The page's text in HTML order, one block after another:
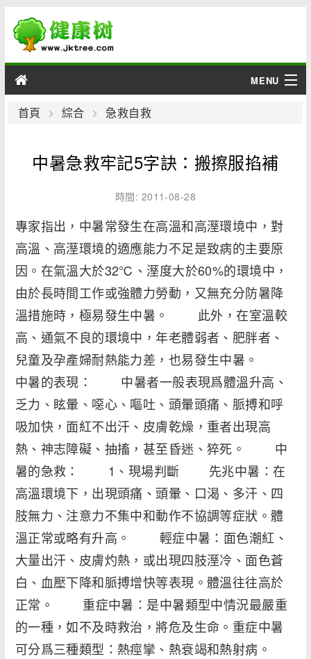
MENU
男性
綜合
疾病
首頁 綜合 急救自救
中暑急救牢記5字訣：搬擦服掐補
時間: 2011-08-28
專家指出，中暑常發生在高溫和高溼環境中，對
高溫、高溼環境的適應能力不足是致病的主要原
因。在氣溫大於32℃、溼度大於60%的環境中，
由於長時間工作或強體力勞動，又無充分防暑降
溫措施時，極易發生中暑。 此外，在室溫較
高、通氣不良的環境中，年老體弱者、肥胖者、
兒童及孕產婦耐熱能力差，也易發生中暑。
中暑的表現： 中暑者一般表現爲體溫升高、
乏力、眩暈、噁心、嘔吐、頭暈頭痛、脈搏和呼
吸加快，面紅不出汗、皮膚乾燥，重者出現高
熱、神志障礙、抽搐，甚至昏迷、猝死。 中
暑的急救： 1、現場判斷 先兆中暑：在
高溫環境下，出現頭痛、頭暈、口渴、多汗、四
肢無力、注意力不集中和動作不協調等症狀。體
溫正常或略有升高。 輕症中暑：面色潮紅、
大量出汗、皮膚灼熱，或出現四肢溼冷、面色蒼
白、血壓下降和脈搏增快等表現。體溫往往高於
正常。 重症中暑：是中暑類型中情況最嚴重
的一種，如不及時救治，將危及生命。重症中暑
可分爲三種類型：熱痙攣、熱衰竭和熱射病。